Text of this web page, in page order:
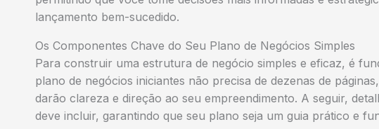
lançamento bem-sucedido.
Os Componentes Chave do Seu Plano de Negócios Simples
Para construir uma estrutura de negócio simples e eficaz, é
plano de negócios iniciantes não precisa de dezenas de
darão clareza e direção ao seu empreendimento. A seguir,
deve incluir, garantindo que seu plano seja um guia prático e